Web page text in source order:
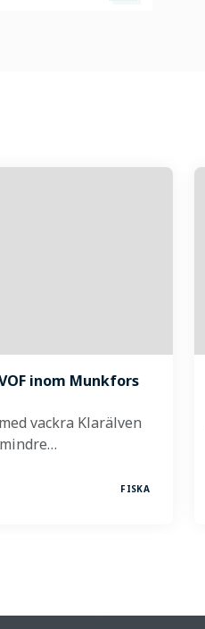
inom Munkfors
vackra Klarälven
FISKA